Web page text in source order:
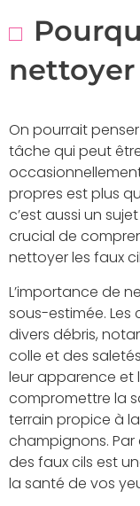
nettoyer
On pourrait
tâche qui peut
propres est plus
c’est aussi un
crucial de
nettoyer les faux
L’importance de
sous-estimée. Les
divers débris,
colle et des
leur apparence et
compromettre la
terrain propice à
champignons.
des faux cils est
la santé de vos